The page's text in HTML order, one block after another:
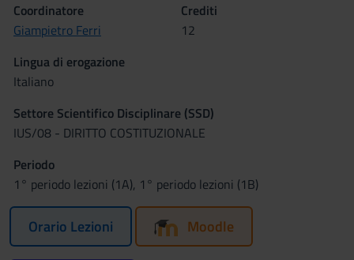
Coordinatore
Giampietro Ferri
Crediti
12
Lingua di erogazione
Italiano
Settore Scientifico Disciplinare (SSD)
IUS/08 - DIRITTO COSTITUZIONALE
Periodo
1° periodo lezioni (1A), 1° periodo lezioni (1B)
Orario Lezioni Moodle